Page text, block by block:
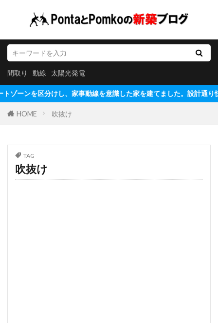
間取り 動線 太陽光発電
区分けし、家事動線を意識した家を建てました。設計通り快適に
HOME 吹抜け
TAG
吹抜け